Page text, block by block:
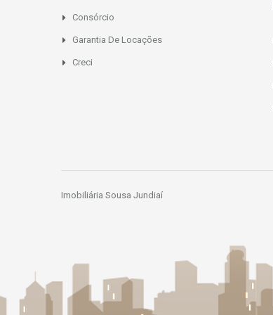
Consórcio
Garantia De Locações
Creci
Imobiliária Sousa Jundiaí